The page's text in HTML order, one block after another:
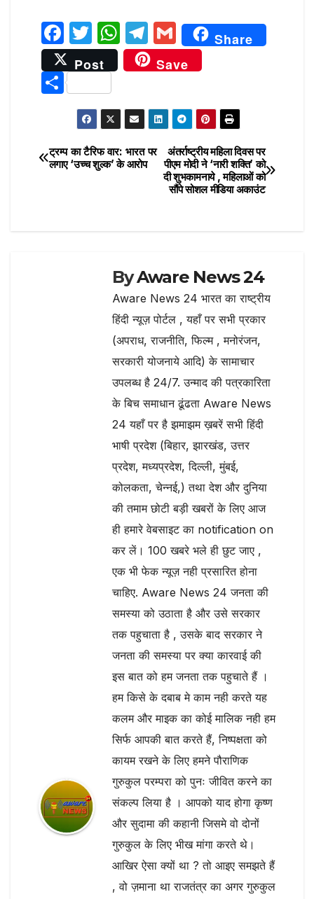
F
a
c
e
b
o
o
T
w
it
te
r
W
h
at
A
p
p
T
el
e
ra
m
G
m
ai
Share
Post
Save
S
h
ar
e
Post
अंतर्राष्ट्रीय महिला दिवस पर
पीएम मोदी ने ‘नारी शक्ति’ को
दी शुभकामनाये , महिलाओं को
सौंपे सोशल मीडिया अकाउंट
ट्रम्प का टैरिफ वार: भारत पर
लगाए ‘उच्च शुल्क’ के आरोप
ByAware News 24
Aware News 24 भारत का राष्ट्रीय
हिंदी न्यूज़ पोर्टल , यहाँ पर सभी प्रकार
(अपराध, राजनीति, फिल्म , मनोरंजन,
सरकारी योजनाये आदि) के सामाचार
उपलब्ध है 24/7. उन्माद की पत्रकारिता
के बिच समाधान ढूंढता Aware News
24 यहाँ पर है झमाझम ख़बरें सभी हिंदी
भाषी प्रदेश (बिहार, झारखंड, उत्तर
प्रदेश, मध्यप्रदेश, दिल्ली, मुंबई,
कोलकता, चेन्नई,) तथा देश और दुनिया
की तमाम छोटी बड़ी खबरों के लिए आज
ही हमारे वेबसाइट का notification on
कर लें। 100 खबरे भले ही छुट जाए ,
एक भी फेक न्यूज़ नही प्रसारित होना
चाहिए. Aware News 24 जनता की
समस्या को उठाता है और उसे सरकार
तक पहुचाता है , उसके बाद सरकार ने
जनता की समस्या पर क्या कारवाई की
इस बात को हम जनता तक पहुचाते हैं ।
हम किसे के दबाब मे काम नही करते यह
कलम और माइक का कोई मालिक नही हम
सिर्फ आपकी बात करते हैं, निष्पक्षता को
कायम रखने के लिए हमने पौराणिक
गुरुकुल परम्परा को पुनः जीवित करने का
संकल्प लिया है । आपको याद होगा कृष्ण
और सुदामा की कहानी जिसमे वो दोनों
गुरुकुल के लिए भीख मांगा करते थे।
आखिर ऐसा क्यों था ? तो आइए समझते हैं
, वो ज़माना था राजतंत्र का अगर गुरुकुल